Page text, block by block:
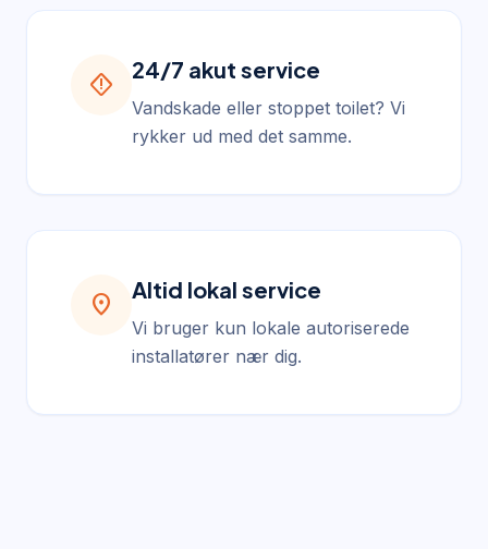
emergency_home
24/7 akut service
Vandskade eller stoppet toilet? Vi
rykker ud med det samme.
location_on
Altid lokal service
Vi bruger kun lokale autoriserede
installatører nær dig.